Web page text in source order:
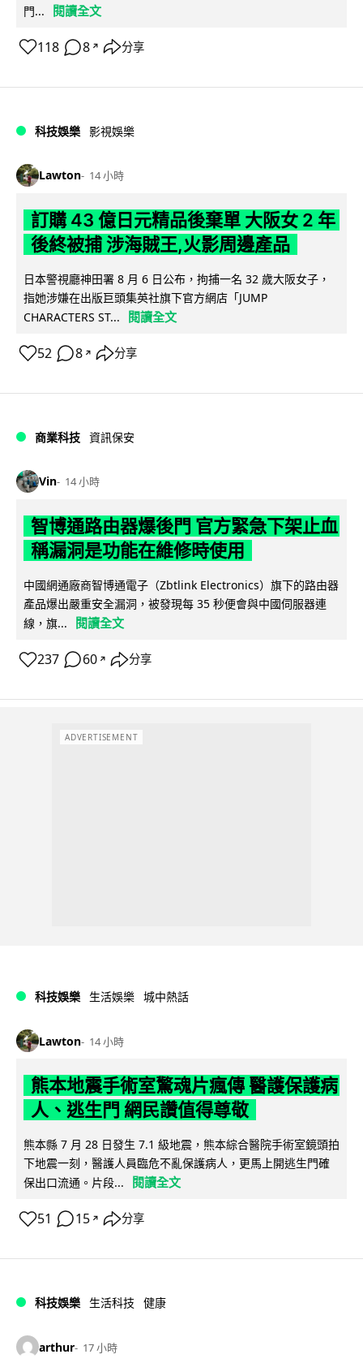
門...
閱讀全文
118 8 ↗ 分享
科技娛樂 影視娛樂
Lawton 14 小時
訂購 43 億日元精品後棄單 大阪女 2 年
後終被捕 涉海賊王,火影周邊產品
日本警視廳神田署 8 月 6 日公布，拘捕一名 32 歲大阪女子，
指她涉嫌在出版巨頭集英社旗下官方網店「JUMP
CHARACTERS ST...
閱讀全文
52 8 ↗ 分享
商業科技 資訊保安
Vin 14 小時
智博通路由器爆後門 官方緊急下架止血
稱漏洞是功能在維修時使用
中國網通廠商智博通電子（Zbtlink Electronics）旗下的路由器
產品爆出嚴重安全漏洞，被發現每 35 秒便會與中國伺服器連
線，旗...
閱讀全文
237 60 ↗ 分享
ADVERTISEMENT
科技娛樂 生活娛樂 城中熱話
Lawton 14 小時
熊本地震手術室驚魂片瘋傳 醫護保護病
人、逃生門 網民讚值得尊敬
熊本縣 7 月 28 日發生 7.1 級地震，熊本綜合醫院手術室鏡頭拍
下地震一刻，醫護人員臨危不亂保護病人，更馬上開逃生門確
保出口流通。片段...
閱讀全文
51 15 ↗ 分享
科技娛樂 生活科技 健康
arthur 17 小時